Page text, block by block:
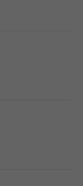
も店内で全て
トし、徐々に